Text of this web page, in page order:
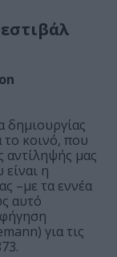
δημιουργίας
το κοινό, που
αντίληψής μας
η
–με τα εννέα
αυτό
για τις